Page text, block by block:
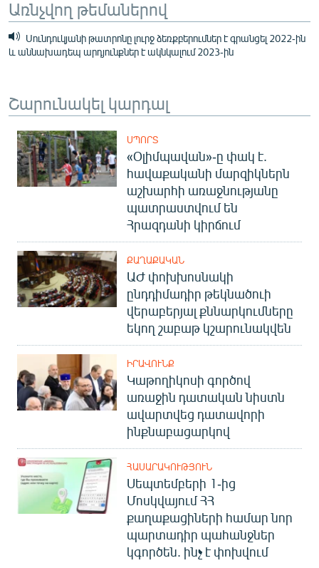
Առնչվող թեմաներով
Սունդուկյանի թատրոնը լուրջ ձեռքբերումներ է գրանցել 2022-ին
և աննախադեպ արդյունքներ է ակնկալում 2023-ին
Շարունակել կարդալ
ՍՊՈՐՏ
«Օլիմպավան»-ը փակ է.
հավաքականի մարզիկներն
աշխարհի առաջնությանը
պատրաստվում են
Հրազդանի կիրճում
ՔԱՂԱՔԱԿԱՆ
ԱԺ փոխխոսնակի
ընդդիմադիր թեկնածուի
վերաբերյալ քննարկումները
եկող շաբաթ կշարունակվեն
ԻՐԱՎՈՒՆՔ
Կաթողիկոսի գործով
առաջին դատական նիստն
ավարտվեց դատավորի
ինքնաբացարկով
ՀԱՍԱՐԱԿՈՒԹՅՈՒՆ
Սեպտեմբերի 1-ից
Մոսկվայում ՀՀ
քաղաքացիների համար նոր
պարտադիր պահանջներ
կգործեն. ինչ է փոխվում